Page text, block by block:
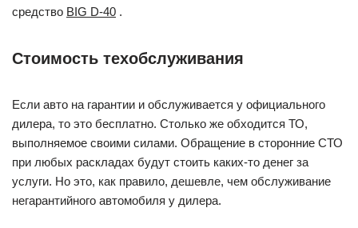
средство BIG D-40 .
Стоимость техобслуживания
Если авто на гарантии и обслуживается у официального
дилера, то это бесплатно. Столько же обходится ТО,
выполняемое своими силами. Обращение в сторонние СТО
при любых раскладах будут стоить каких-то денег за
услуги. Но это, как правило, дешевле, чем обслуживание
негарантийного автомобиля у дилера.